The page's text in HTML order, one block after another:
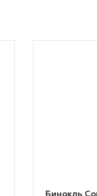
Бинокль